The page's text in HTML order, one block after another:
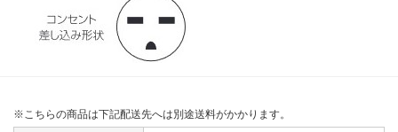
※こちらの商品は下記配送先へは別途送料がかかります。